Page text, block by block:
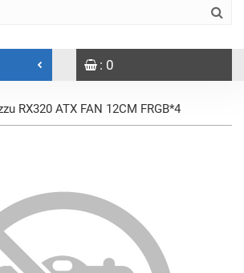
: 0
RX320 ATX FAN 12CM FRGB*4